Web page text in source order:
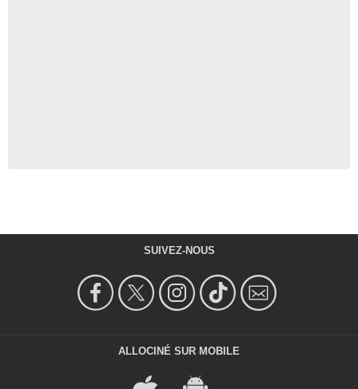
SUIVEZ-NOUS
ALLOCINÉ SUR MOBILE